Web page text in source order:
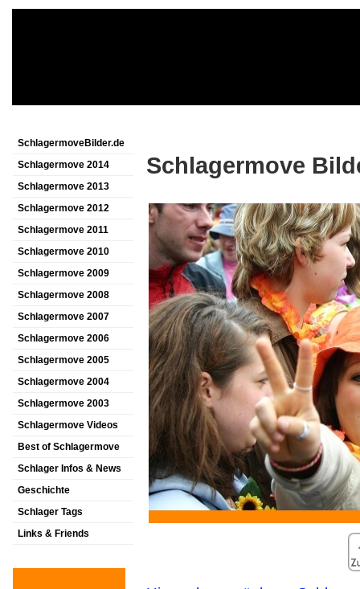
SchlagermoveBilder.de
Schlagermove 2014
Schlagermove 2013
Schlagermove 2012
Schlagermove 2011
Schlagermove 2010
Schlagermove 2009
Schlagermove 2008
Schlagermove 2007
Schlagermove 2006
Schlagermove 2005
Schlagermove 2004
Schlagermove 2003
Schlagermove Videos
Best of Schlagermove
Schlager Infos & News
Geschichte
Schlager Tags
Links & Friends
Schlagermove